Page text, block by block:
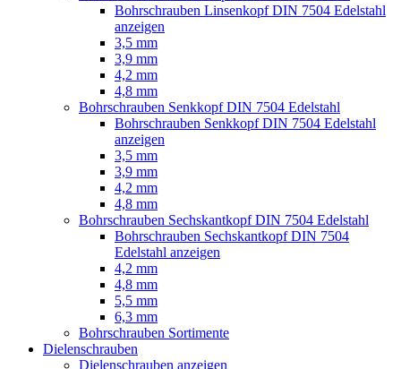
Bohrschrauben Linsenkopf DIN 7504 Edelstahl
anzeigen
3,5 mm
3,9 mm
4,2 mm
4,8 mm
Bohrschrauben Senkkopf DIN 7504 Edelstahl
Bohrschrauben Senkkopf DIN 7504 Edelstahl
anzeigen
3,5 mm
3,9 mm
4,2 mm
4,8 mm
Bohrschrauben Sechskantkopf DIN 7504 Edelstahl
Bohrschrauben Sechskantkopf DIN 7504
Edelstahl anzeigen
4,2 mm
4,8 mm
5,5 mm
6,3 mm
Bohrschrauben Sortimente
Dielenschrauben
Dielenschrauben anzeigen